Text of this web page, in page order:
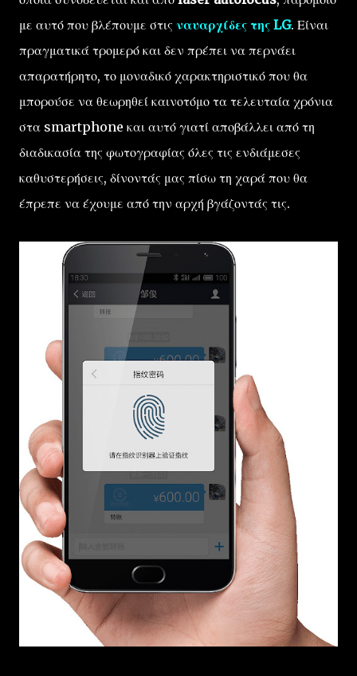
με αυτό που βλέπουμε στις ναυαρχίδες της LG. Είναι
πραγματικά τρομερό και δεν πρέπει να περνάει
απαρατήρητο, το μοναδικό χαρακτηριστικό που θα
μπορούσε να θεωρηθεί καινοτόμο τα τελευταία χρόνια
στα smartphone και αυτό γιατί αποβάλλει από τη
διαδικασία της φωτογραφίας όλες τις ενδιάμεσες
καθυστερήσεις, δίνοντάς μας πίσω τη χαρά που θα
έπρεπε να έχουμε από την αρχή βγάζοντάς τις.